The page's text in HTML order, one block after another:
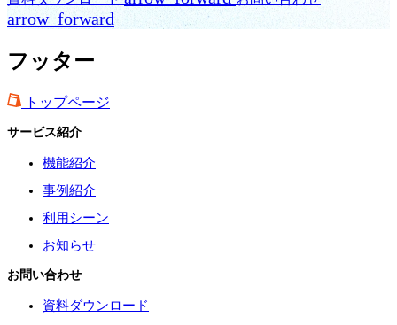
arrow_forward
フッター
トップページ
サービス紹介
機能紹介
事例紹介
利用シーン
お知らせ
お問い合わせ
資料ダウンロード